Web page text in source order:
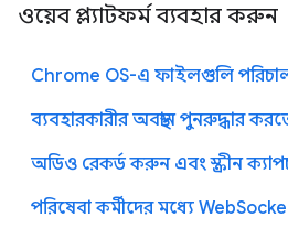
ওয়েব প্ল্যাটফর্ম ব্যবহার করুন
Chrome OS-এ ফাইলগুলি
ব্যবহারকারীর অবস্থান পুনরুদ্ধার
অডিও রেকর্ড করুন এবং স্ক্রীন
পরিষেবা কর্মীদের মধ্যে